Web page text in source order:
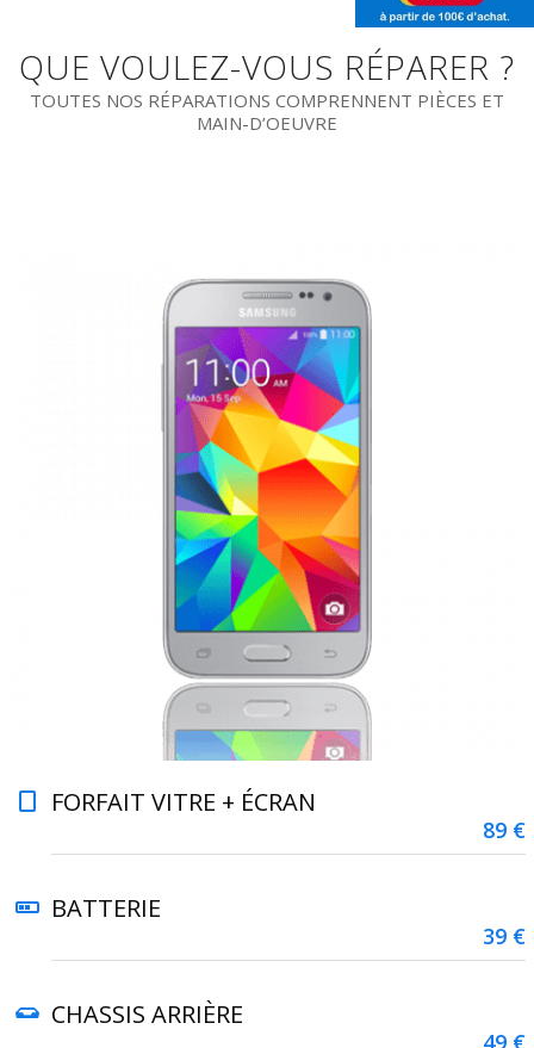
QUE VOULEZ-VOUS RÉPARER ?
TOUTES NOS RÉPARATIONS COMPRENNENT PIÈCES ET
MAIN-D’OEUVRE
FORFAIT VITRE + ÉCRAN
89 €
BATTERIE
39 €
CHASSIS ARRIÈRE
49 €